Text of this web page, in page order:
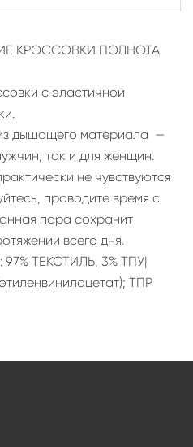
КРОССОВКИ ПОЛНОТА
с эластичной
дышащего материала —
так и для женщин.
не чувствуются
проводите время с
пара сохранит
всего дня.
ТЕКСТИЛЬ, 3% ТПУ|
ТПР